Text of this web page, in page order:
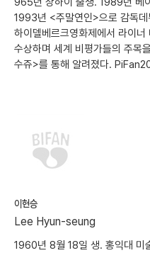
1993년 <주말연인>으로 감독
하이델베르크영화제에서 라이
수상하며 세계 비평가들의 주목
수쥬>를 통해 알려졌다.
이현승
Lee Hyun-seung
1960년 8월 18일 생. 홍익대 미